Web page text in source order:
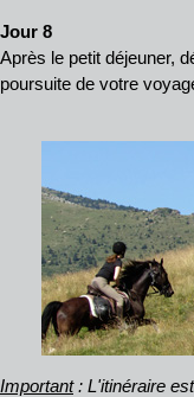
Jour 8
Après le petit déjeuner,
poursuite de votre
Important: L'itinéraire